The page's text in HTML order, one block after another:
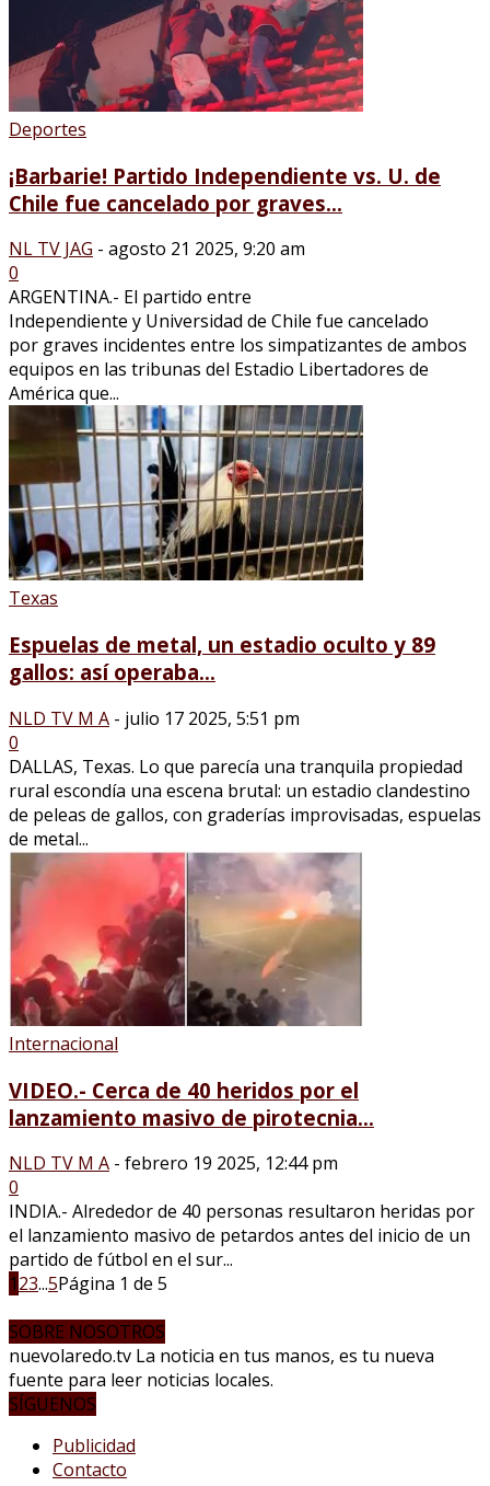
Deportes
¡Barbarie! Partido Independiente vs. U. de
Chile fue cancelado por graves...
NL TV JAG - agosto 21 2025, 9:20 am
0
ARGENTINA.- El partido entre
Independiente y Universidad de Chile fue cancelado
por graves incidentes entre los simpatizantes de ambos
equipos en las tribunas del Estadio Libertadores de
América que...
Texas
Espuelas de metal, un estadio oculto y 89
gallos: así operaba...
NLD TV M A - julio 17 2025, 5:51 pm
0
DALLAS, Texas. Lo que parecía una tranquila propiedad
rural escondía una escena brutal: un estadio clandestino
de peleas de gallos, con graderías improvisadas, espuelas
de metal...
Internacional
VIDEO.- Cerca de 40 heridos por el
lanzamiento masivo de pirotecnia...
NLD TV M A - febrero 19 2025, 12:44 pm
0
INDIA.- Alrededor de 40 personas resultaron heridas por
el lanzamiento masivo de petardos antes del inicio de un
partido de fútbol en el sur...
123...5Página 1 de 5
SOBRE NOSOTROS
nuevolaredo.tv La noticia en tus manos, es tu nueva
fuente para leer noticias locales.
SÍGUENOS
Publicidad
Contacto